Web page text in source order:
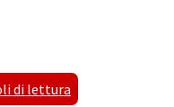
di lettura